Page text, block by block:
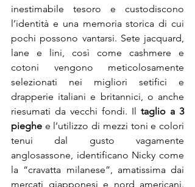
inestimabile tesoro e custodiscono
l’identità e una memoria storica di cui
pochi possono vantarsi. Sete jacquard,
lane e lini, così come cashmere e
cotoni vengono meticolosamente
selezionati nei migliori setifici e
drapperie italiani e britannici, o anche
riesumati da vecchi fondi. Il taglio a 3
pieghe e l’utilizzo di mezzi toni e colori
tenui dal gusto vagamente
anglosassone, identificano Nicky come
la “cravatta milanese”, amatissima dai
mercati giapponesi e nord americani.